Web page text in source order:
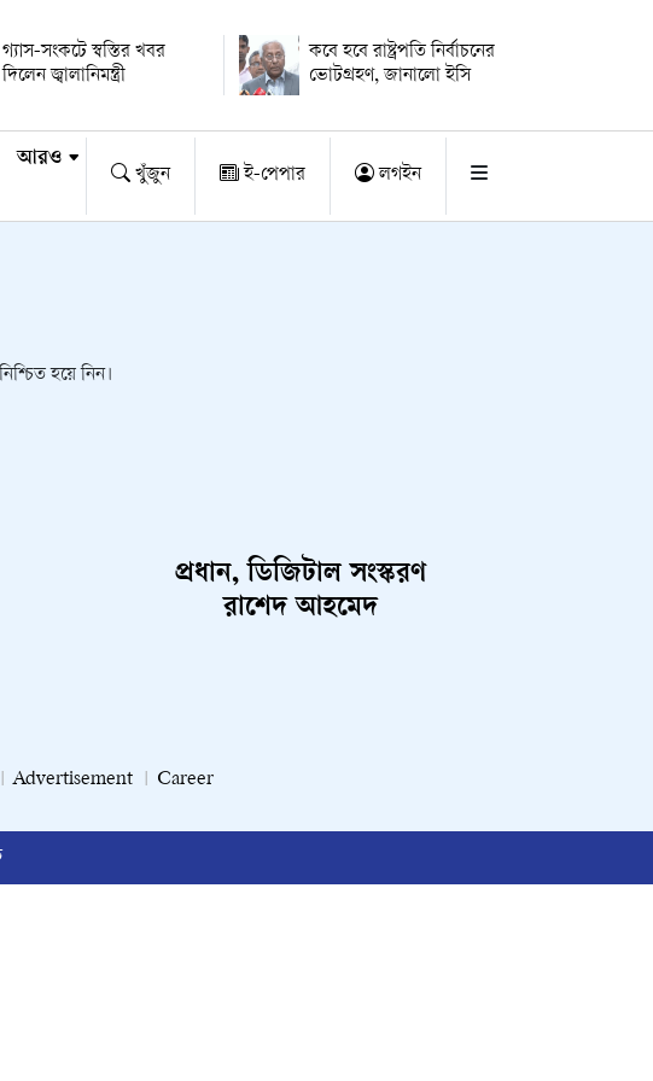
গ্যাস-সংকটে স্বস্তির খবর
দিলেন জ্বালানিমন্ত্রী
কবে হবে রাষ্ট্রপতি নির্বাচনের
ভোটগ্রহণ, জানালো ইসি
আরও
খুঁজুন ই-পেপার লগইন
হয়ে নিন।
প্রধান, ডিজিটাল সংস্করণ
রাশেদ আহমেদ
Advertisement Career